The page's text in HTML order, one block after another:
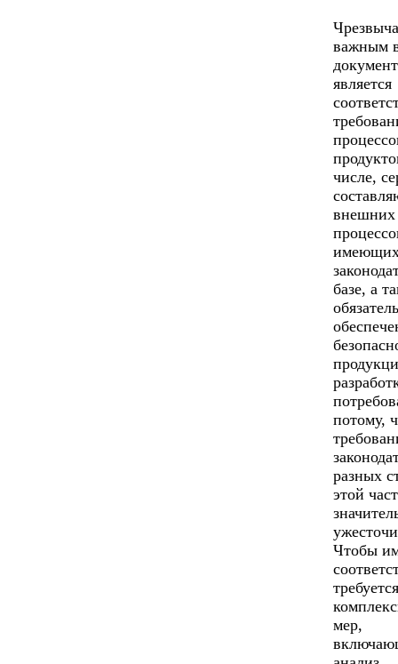
важным
является
числе,
внешних
базе, а
потому,
разных
этой
Чтобы
требуется
мер,